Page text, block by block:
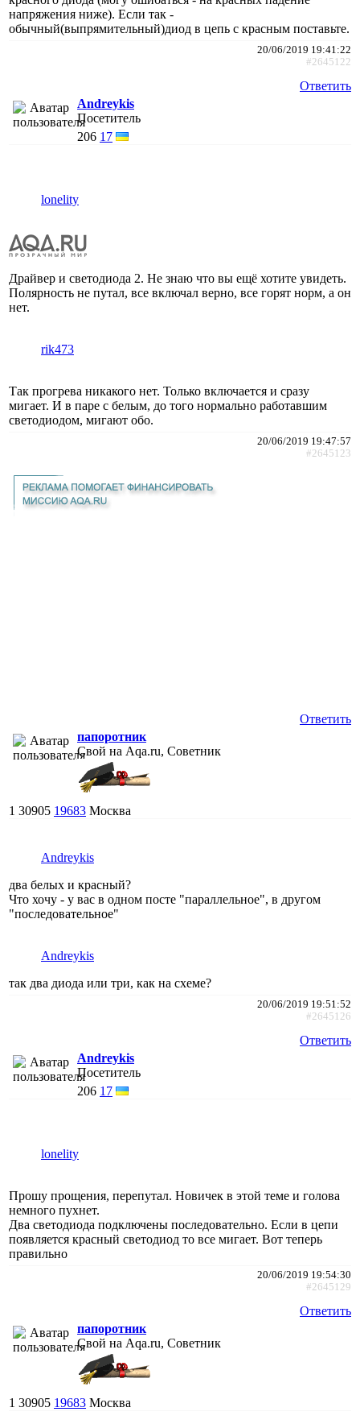
напряжения ниже). Если так -
обычный(выпрямительный)диод в цепь с красным поставьте.
20/06/2019 19:41:22
#2645122
Ответить
Andreykis
Посетитель
206 17
lonelity
Драйвер и светодиода 2. Не знаю что вы ещё хотите увидеть.
Полярность не путал, все включал верно, все горят норм, а он
нет.
rik473
Так прогрева никакого нет. Только включается и сразу
мигает. И в паре с белым, до того нормально работавшим
светодиодом, мигают обо.
20/06/2019 19:47:57
#2645123
Ответить
папоротник
Свой на Aqa.ru, Советник
1 30905 19683 Москва
Andreykis
два белых и красный?
Что хочу - у вас в одном посте "параллельное", в другом
"последовательное"
Andreykis
так два диода или три, как на схеме?
20/06/2019 19:51:52
#2645126
Ответить
Andreykis
Посетитель
206 17
lonelity
Прошу прощения, перепутал. Новичек в этой теме и голова
немного пухнет.
Два светодиода подключены последовательно. Если в цепи
появляется красный светодиод то все мигает. Вот теперь
правильно
20/06/2019 19:54:30
#2645129
Ответить
папоротник
Свой на Aqa.ru, Советник
1 30905 19683 Москва